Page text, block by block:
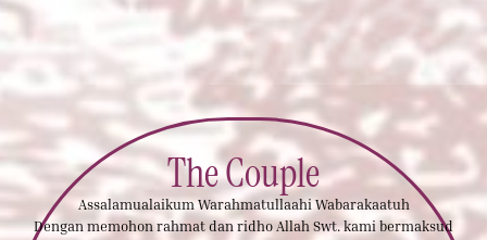
The Couple
Assalamualaikum Warahmatullaahi Wabarakaatuh
Dengan memohon rahmat dan ridho Allah Swt. kami bermaksud